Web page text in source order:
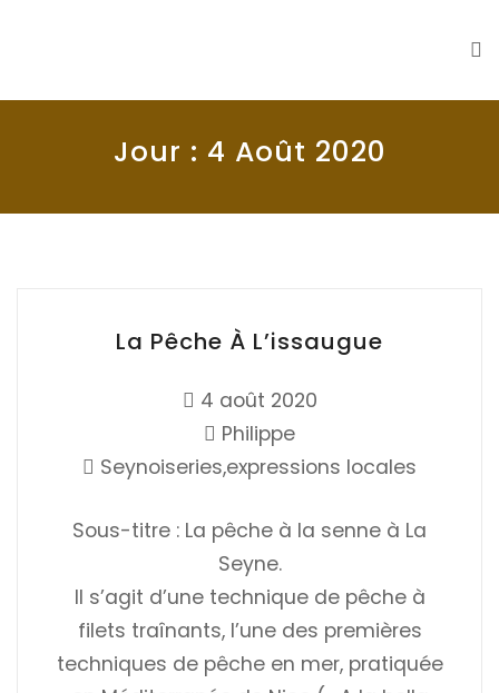
Jour : 4 Août 2020
La Pêche À L’issaugue
4 août 2020
Philippe
Seynoiseries,expressions locales
Sous-titre : La pêche à la senne à La
Seyne.
Il s’agit d’une technique de pêche à
filets traînants, l’une des premières
techniques de pêche en mer, pratiquée